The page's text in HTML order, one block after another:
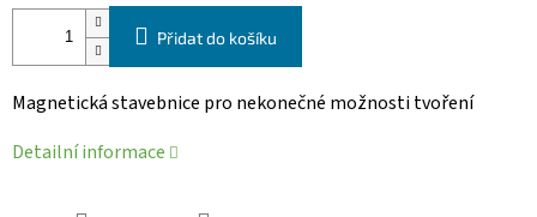
Přidat do košíku
Magnetická stavebnice pro nekonečné možnosti tvoření
Detailní informace